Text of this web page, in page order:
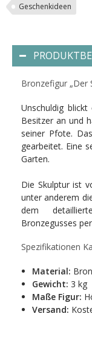
Geschenkideen
Bronzefigur „Der
Unschuldig
Besitzer an und
seiner Pfote.
gearbeitet. Eine
Garten.
Die Skulptur ist
unter anderem
dem
Bronzegusses
Spezifikationen
Material:
Gewicht: 3 kg
Maße Figur:
Versand: